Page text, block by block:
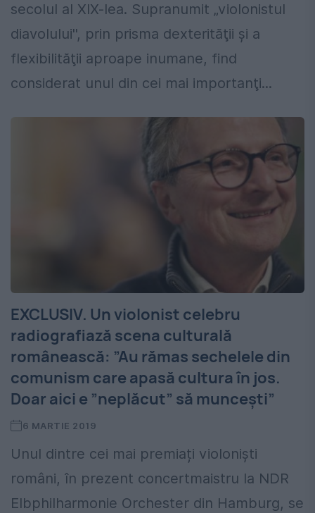
secolul al XIX-lea. Supranumit „violonistul
diavolului'', prin prisma dexterităţii şi a
flexibilităţii aproape inumane, find
considerat unul din cei mai importanţi...
EXCLUSIV. Un violonist celebru
radiografiază scena culturală
românească: ”Au rămas sechelele din
comunism care apasă cultura în jos.
Doar aici e ”neplăcut” să muncești”
6 MARTIE 2019
Unul dintre cei mai premiați violoniști
români, în prezent concertmaistru la NDR
Elbphilharmonie Orchester din Hamburg, se